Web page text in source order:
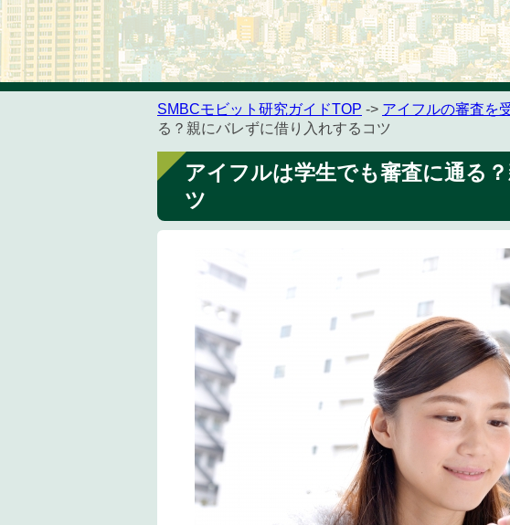
SMBCモビット研究ガイドTOP -> アイフルの審査を
る？親にバレずに借り入れするコツ
アイフルは学生でも審査に通る
ツ